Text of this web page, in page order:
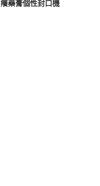
導
癢藥膏個性封口機